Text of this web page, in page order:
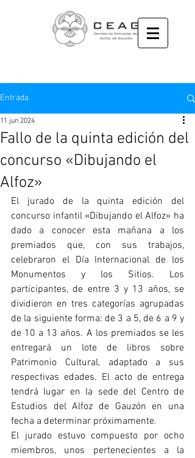
Entrada
Fallo de la quinta edición del
concurso «Dibujando el
Alfoz»
11 jun 2024
El jurado de la quinta edición del
concurso infantil «Dibujando el Alfoz» ha
dado a conocer esta mañana a los
premiados que, con sus trabajos,
celebraron el Día Internacional de los
Monumentos y los Sitios. Los
participantes, de entre 3 y 13 años, se
dividieron en tres categorías agrupadas
de la siguiente forma: de 3 a 5, de 6 a 9 y
de 10 a 13 años. A los premiados se les
entregará un lote de libros sobre
Patrimonio Cultural, adaptado a sus
respectivas edades. El acto de entrega
tendrá lugar en la sede del Centro de
Estudios del Alfoz de Gauzón en una
fecha a determinar próximamente.
El jurado estuvo compuesto por ocho
miembros, unos pertenecientes a la